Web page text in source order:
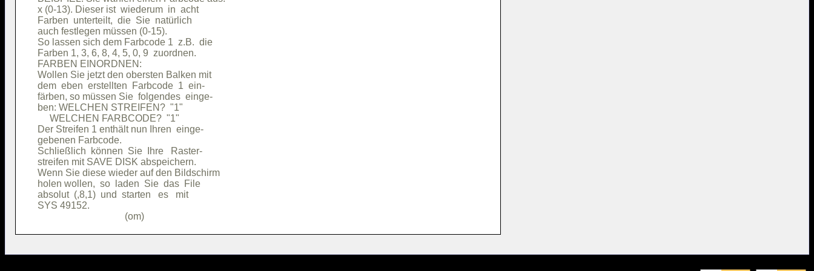
x (0-13). Dieser ist  wiederum  in  acht
Farben  unterteilt,  die  Sie  natürlich
auch festlegen müssen (0-15).
So lassen sich dem Farbcode 1  z.B.  die
Farben 1, 3, 6, 8, 4, 5, 0, 9  zuordnen.
FARBEN EINORDNEN:
Wollen Sie jetzt den obersten Balken mit
dem  eben  erstellten  Farbcode  1  ein-
färben, so müssen Sie  folgendes  einge-
ben: WELCHEN STREIFEN?  "1"
     WELCHEN FARBCODE?  "1"
Der Streifen 1 enthält nun Ihren  einge-
gebenen Farbcode.
Schließlich  können  Sie  Ihre   Raster-
streifen mit SAVE DISK abspeichern.
Wenn Sie diese wieder auf den Bildschirm
holen wollen,  so  laden  Sie  das  File
absolut  (,8,1)  und  starten   es   mit
SYS 49152.